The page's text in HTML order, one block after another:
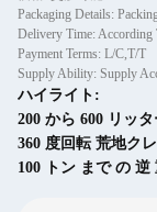
Packaging Details:
Delivery Time:
Payment Terms: L/C,T/T
Supply Ability: Supply
ハイライト:
200 から 600 リッ
360 度回転 荒地ク
100 トン まで の